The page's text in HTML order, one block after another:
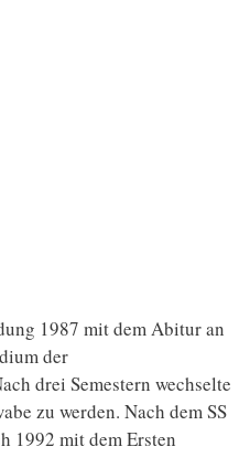
1987 mit dem Abitur an
der
drei Semestern wechselte
zu werden. Nach dem SS
1992 mit dem Ersten